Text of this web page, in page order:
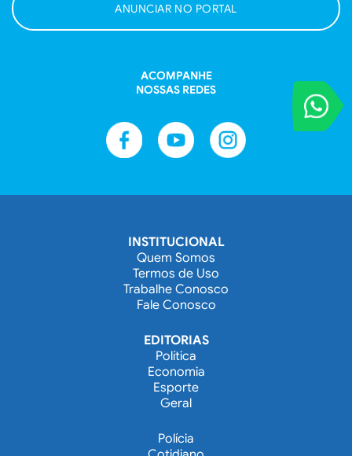
VOCÊ
Entre em
ANUNCIAR NO PORTAL
ACOMPANHE
NOSSAS REDES
INSTITUCIONAL
Quem Somos
Termos de Uso
Trabalhe Conosco
Fale Conosco
EDITORIAS
Política
Economia
Esporte
Geral
Polícia